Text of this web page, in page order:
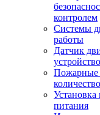
контролем
Системы
работы
Датчик
устройство
Пожарные
количество
Установка
питания